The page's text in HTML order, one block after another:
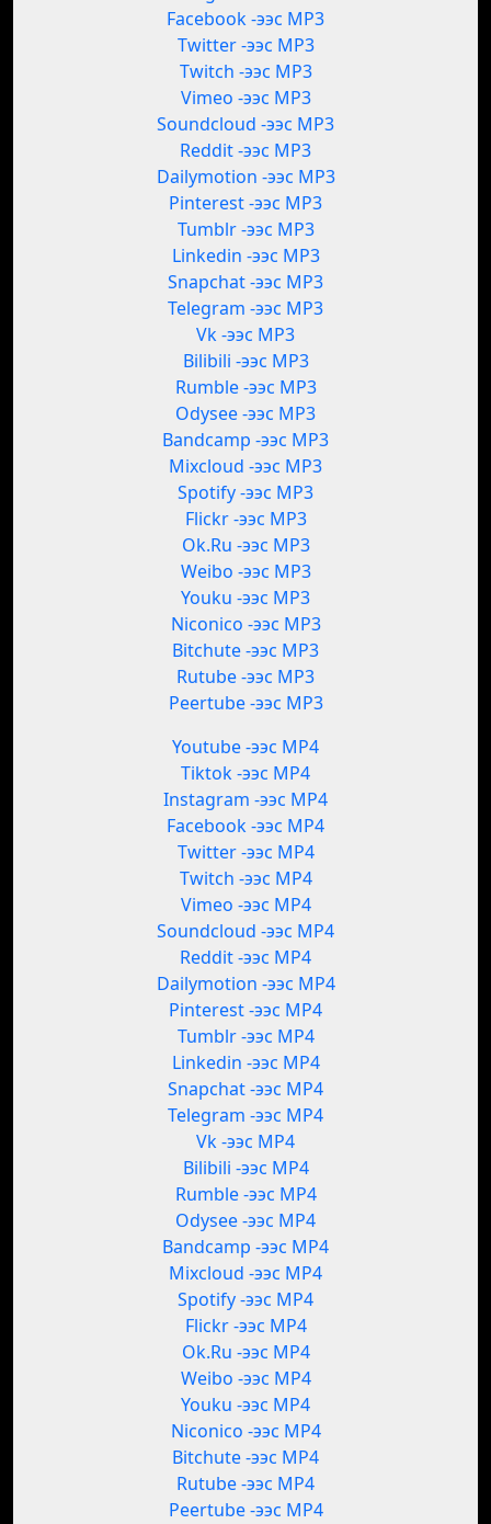
Facebook -ээс MP3
Twitter -ээс MP3
Twitch -ээс MP3
Vimeo -ээс MP3
Soundcloud -ээс MP3
Reddit -ээс MP3
Dailymotion -ээс MP3
Pinterest -ээс MP3
Tumblr -ээс MP3
Linkedin -ээс MP3
Snapchat -ээс MP3
Telegram -ээс MP3
Vk -ээс MP3
Bilibili -ээс MP3
Rumble -ээс MP3
Odysee -ээс MP3
Bandcamp -ээс MP3
Mixcloud -ээс MP3
Spotify -ээс MP3
Flickr -ээс MP3
Ok.Ru -ээс MP3
Weibo -ээс MP3
Youku -ээс MP3
Niconico -ээс MP3
Bitchute -ээс MP3
Rutube -ээс MP3
Peertube -ээс MP3
Youtube -ээс MP4
Tiktok -ээс MP4
Instagram -ээс MP4
Facebook -ээс MP4
Twitter -ээс MP4
Twitch -ээс MP4
Vimeo -ээс MP4
Soundcloud -ээс MP4
Reddit -ээс MP4
Dailymotion -ээс MP4
Pinterest -ээс MP4
Tumblr -ээс MP4
Linkedin -ээс MP4
Snapchat -ээс MP4
Telegram -ээс MP4
Vk -ээс MP4
Bilibili -ээс MP4
Rumble -ээс MP4
Odysee -ээс MP4
Bandcamp -ээс MP4
Mixcloud -ээс MP4
Spotify -ээс MP4
Flickr -ээс MP4
Ok.Ru -ээс MP4
Weibo -ээс MP4
Youku -ээс MP4
Niconico -ээс MP4
Bitchute -ээс MP4
Rutube -ээс MP4
Peertube -ээс MP4